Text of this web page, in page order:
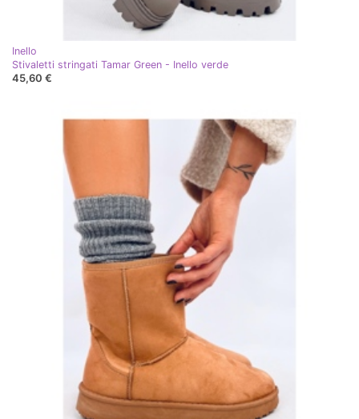
Inello
Stivaletti stringati Tamar Green - Inello verde
45,60 €